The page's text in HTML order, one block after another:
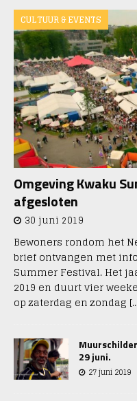
CULTUUR & EVENTS
Omgeving Kwaku
afgesloten
30 juni 2019
Bewoners rondom het
brief ontvangen met
Summer Festival. Het
2019 en duurt vier
op zaterdag en zondag
29 juni.
27 juni 2019